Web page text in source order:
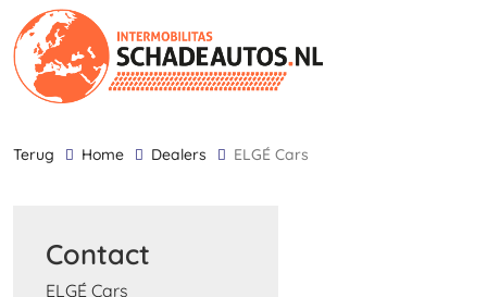
terug Home Dealers ELGÉ Cars
Contact
ELGÉ Cars